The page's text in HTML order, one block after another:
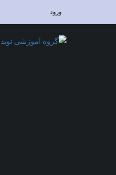
ورود